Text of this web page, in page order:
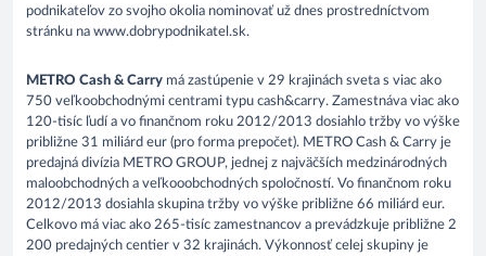
podnikateľov zo svojho okolia nominovať už dnes prostredníctvom
stránku na www.dobrypodnikatel.sk.
METRO Cash & Carry má zastúpenie v 29 krajinách sveta s viac ako
750 veľkoobchodnými centrami typu cash&carry. Zamestnáva viac ako
120-tisíc ľudí a vo finančnom roku 2012/2013 dosiahlo tržby vo výške
približne 31 miliárd eur (pro forma prepočet). METRO Cash & Carry je
predajná divízia METRO GROUP, jednej z najväčších medzinárodných
maloobchodných a veľkooobchodných spoločností. Vo finančnom roku
2012/2013 dosiahla skupina tržby vo výške približne 66 miliárd eur.
Celkovo má viac ako 265-tisíc zamestnancov a prevádzkuje približne 2
200 predajných centier v 32 krajinách. Výkonnosť celej skupiny je